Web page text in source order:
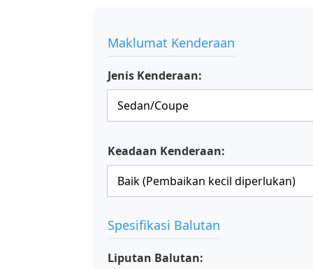
Maklumat Kenderaan
Jenis Kenderaan:
Keadaan Kenderaan:
Spesifikasi Balutan
Liputan Balutan: